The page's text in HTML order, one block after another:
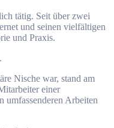
tätig. Seit über zwei
und seinen vielfältigen
und Praxis.
Nische war, stand am
einer
umfassenderen Arbeiten